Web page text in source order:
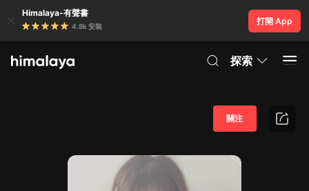
Himalaya-有聲書
4.8k 安裝
打開 App
探索
關注